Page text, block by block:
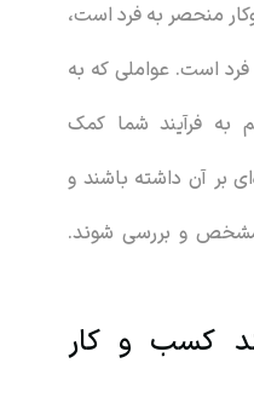
منحصر به فرد است،
است. عواملی که به
به فرآیند شما کمک
بر آن داشته باشند و
مشخص و بررسی شوند.
کسب و کار